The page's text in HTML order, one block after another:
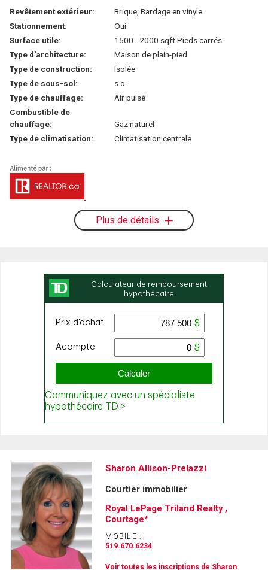
Revêtement extérieur:
Brique, Bardage en vinyle
Stationnement:
Oui
Surface utile:
1500 - 2000 sqft Pieds carrés
Type d'architecture:
Maison de plain-pied
Type de construction:
Isolée
Type de sous-sol:
s.o.
Type de chauffage:
Air pulsé
Combustible de
chauffage:
Gaz naturel
Type de climatisation:
Climatisation centrale
Plus de détails
Sharon Allison-Prelazzi
Courtier immobilier
Royal LePage Triland Realty ,
Courtage*
MOBILE :
519.670.6234
Voir toutes les inscriptions de Sharon